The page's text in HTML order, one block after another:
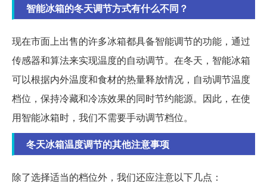
智能冰箱的冬天调节方式有什么不同？
现在市面上出售的许多冰箱都具备智能调节的功能，通过
传感器和算法来实现温度的自动调节。在冬天，智能冰箱
可以根据内外温度和食材的热量释放情况，自动调节温度
档位，保持冷藏和冷冻效果的同时节约能源。因此，在使
用智能冰箱时，我们不需要手动调节档位。
冬天冰箱温度调节的其他注意事项
除了选择适当的档位外，我们还应注意以下几点：